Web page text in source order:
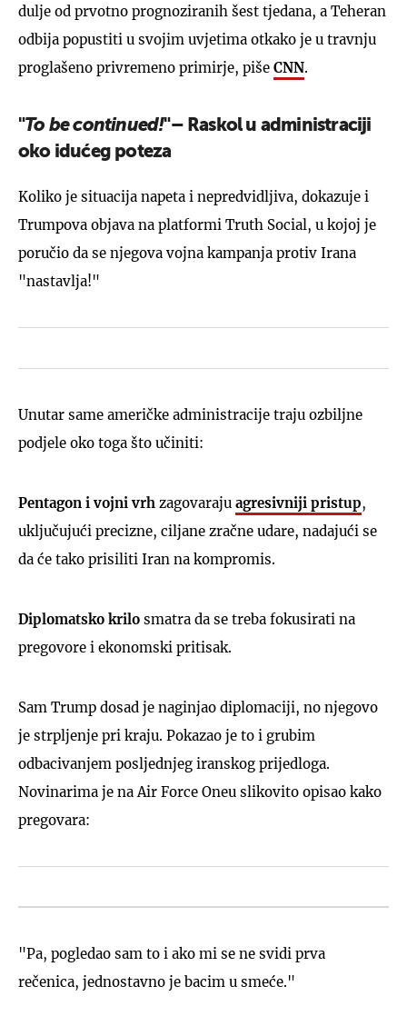
dulje od prvotno prognoziranih šest tjedana, a Teheran
odbija popustiti u svojim uvjetima otkako je u travnju
proglašeno privremeno primirje, piše CNN.
"To be continued!"– Raskol u administraciji
oko idućeg poteza
Koliko je situacija napeta i nepredvidljiva, dokazuje i
Trumpova objava na platformi Truth Social, u kojoj je
poručio da se njegova vojna kampanja protiv Irana
"nastavlja!"
Unutar same američke administracije traju ozbiljne
podjele oko toga što učiniti:
Pentagon i vojni vrh zagovaraju agresivniji pristup,
uključujući precizne, ciljane zračne udare, nadajući se
da će tako prisiliti Iran na kompromis.
Diplomatsko krilo smatra da se treba fokusirati na
pregovore i ekonomski pritisak.
Sam Trump dosad je naginjao diplomaciji, no njegovo
je strpljenje pri kraju. Pokazao je to i grubim
odbacivanjem posljednjeg iranskog prijedloga.
Novinarima je na Air Force Oneu slikovito opisao kako
pregovara:
"Pa, pogledao sam to i ako mi se ne svidi prva
rečenica, jednostavno je bacim u smeće."